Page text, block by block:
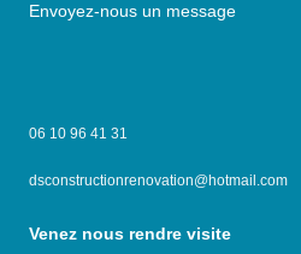
Envoyez-nous un message
06 10 96 41 31
dsconstructionrenovation@hotmail.com
Venez nous rendre visite